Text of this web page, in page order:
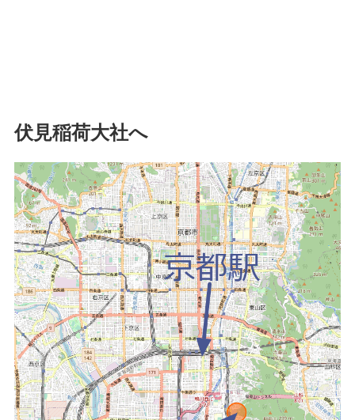
伏見稲荷大社へ